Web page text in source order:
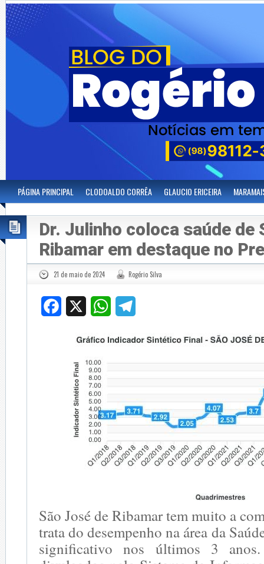
PÁGINA PRINCIPAL CLODOALDO CORRÊA GLAUCIO ERICEIRA
Dr. Julinho coloca saúde de
Ribamar em destaque no
21 de maio de 2024 Rogério Silva
Facebook WhatsApp
São José de Ribamar tem muito a
trata do desempenho na área da
significativo nos últimos 3 anos.